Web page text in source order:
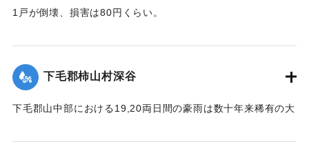
1戸が倒壊、損害は80円くらい。
｜固有コード:00275064
下毛郡柿山村深谷
下毛郡山中部における19,20両日間の豪雨は数十年来稀有の大
なった。